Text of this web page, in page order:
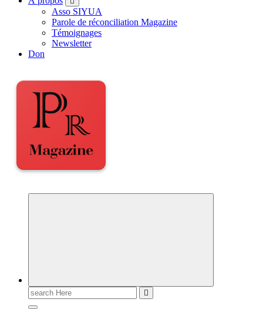
Asso SIYUA
Parole de réconciliation Magazine
Témoignages
Newsletter
Don